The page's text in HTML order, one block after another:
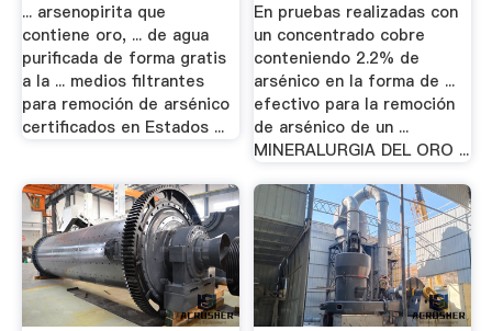
... arsenopirita que
contiene oro, ... de agua
purificada de forma gratis
a la ... medios filtrantes
para remoción de arsénico
certificados en Estados ...
En pruebas realizadas con
un concentrado cobre
conteniendo 2.2% de
arsénico en la forma de ...
efectivo para la remoción
de arsénico de un ...
MINERALURGIA DEL ORO ...